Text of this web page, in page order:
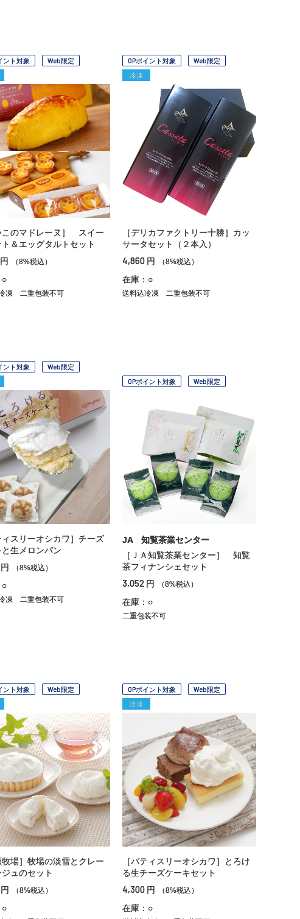
ント対象
Web限定
このマドレーヌ］ スイー
ト＆エッグタルトセット
円 （8%税込）
○
凍 二重包装不可
OPポイント対象
Web限定
冷凍
［デリカファクトリー十勝］カッ
サータセット（２本入）
4,860 円 （8%税込）
在庫：○
送料込冷凍 二重包装不可
ント対象
Web限定
ィスリーオシカワ］チーズ
生メロンパン
円 （8%税込）
○
凍 二重包装不可
OPポイント対象 Web限定
JA 知覧茶業センター
［ＪＡ知覧茶業センター］ 知覧
茶フィナンシェセット
3,052 円 （8%税込）
在庫：○
二重包装不可
ント対象
Web限定
牧場］牧場の淡雪とクレー
ジュのセット
円 （8%税込）
○
OPポイント対象
Web限定
冷凍
［パティスリーオシカワ］とろけ
る生チーズケーキセット
4,300 円 （8%税込）
在庫：○